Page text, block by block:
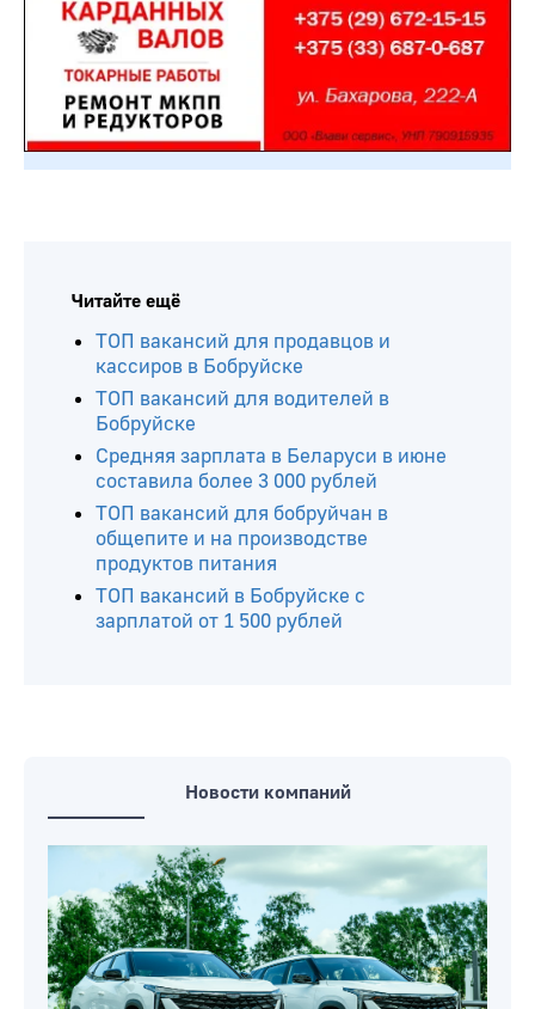
Читайте ещё
ТОП вакансий для продавцов и
кассиров в Бобруйске
ТОП вакансий для водителей в
Бобруйске
Средняя зарплата в Беларуси в июне
составила более 3 000 рублей
ТОП вакансий для бобруйчан в
общепите и на производстве
продуктов питания
ТОП вакансий в Бобруйске с
зарплатой от 1 500 рублей
Новости компаний